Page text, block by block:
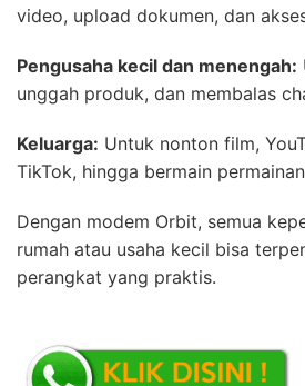
video, upload dokumen, dan
Pengusaha kecil dan menengah:
unggah produk, dan membalas
Keluarga: Untuk nonton film,
TikTok, hingga bermain
Dengan modem Orbit, semua
rumah atau usaha kecil bisa
perangkat yang praktis.